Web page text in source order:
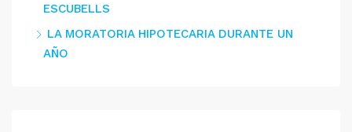
ESCUBELLS
LA MORATORIA HIPOTECARIA DURANTE UN
AÑO